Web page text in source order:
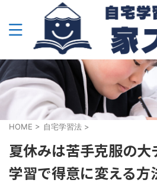
HOME > 自宅学習法 >
夏休みは苦手克服の
学習で得意に変える方